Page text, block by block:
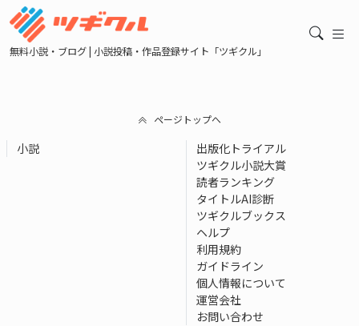
無料小説・ブログ | 小説投稿・作品登録サイト「ツギクル」
ページトップへ
小説
出版化トライアル
ツギクル小説大賞
読者ランキング
タイトルAI診断
ツギクルブックス
ヘルプ
利用規約
ガイドライン
個人情報について
運営会社
お問い合わせ